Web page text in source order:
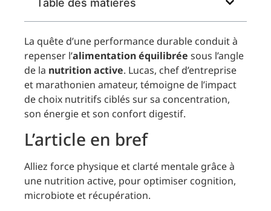
Table des matières
La quête d’une performance durable conduit à
repenser l’alimentation équilibrée sous l’angle
de la nutrition active. Lucas, chef d’entreprise
et marathonien amateur, témoigne de l’impact
de choix nutritifs ciblés sur sa concentration,
son énergie et son confort digestif.
L’article en bref
Alliez force physique et clarté mentale grâce à
une nutrition active, pour optimiser cognition,
microbiote et récupération.